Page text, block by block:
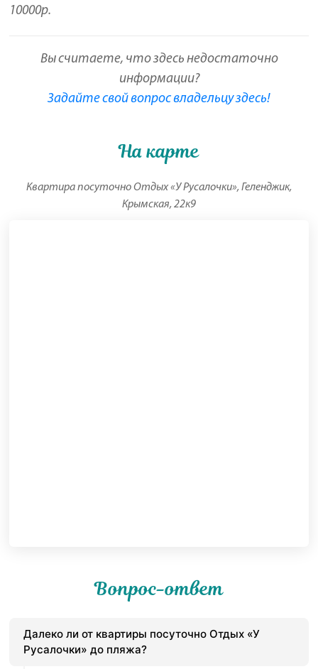
10000р.
Вы считаете, что здесь недостаточно
информации?
Задайте свой вопрос владельцу здесь!
На карте
Квартира посуточно Отдых «У Русалочки», Геленджик,
Крымская, 22к9
Вопрос-ответ
Далеко ли от квартиры посуточно Отдых «У
Русалочки» до пляжа?